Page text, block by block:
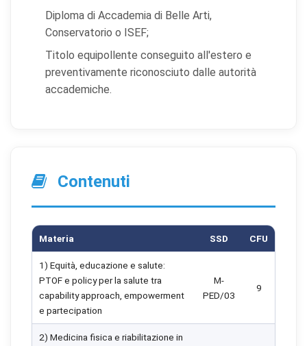
Diploma di Accademia di Belle Arti,
Conservatorio o ISEF;
Titolo equipollente conseguito all'estero e
preventivamente riconosciuto dalle autorità
accademiche.
Contenuti
Materia SSD CFU
1) Equità, educazione e salute:
PTOF e policy per la salute tra
capability approach, empowerment
e partecipation
M-
PED/03
9
2) Medicina fisica e riabilitazione in